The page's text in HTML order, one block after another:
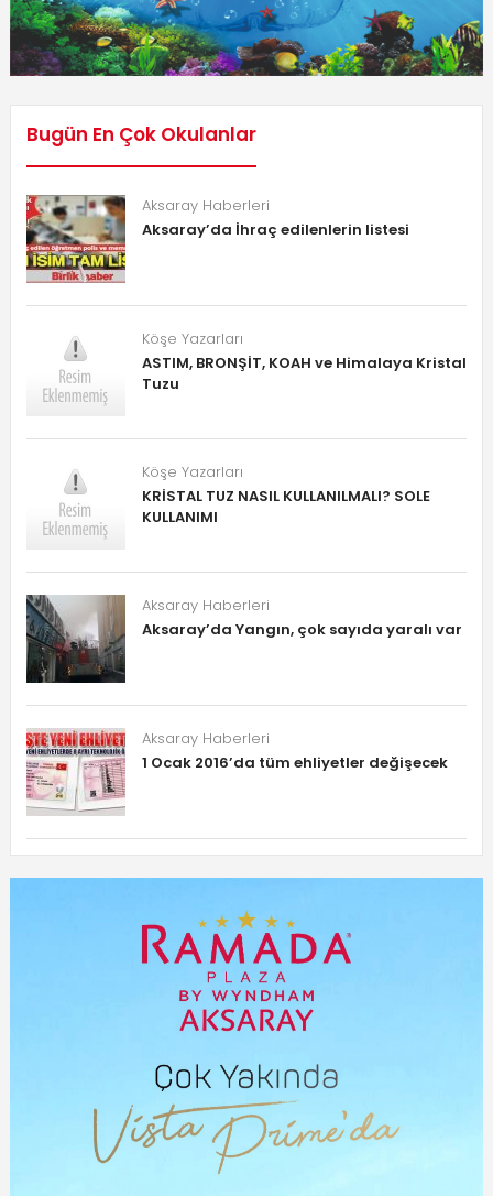
Bugün En Çok Okulanlar
Aksaray Haberleri
Aksaray’da İhraç edilenlerin listesi
Köşe Yazarları
ASTIM, BRONŞİT, KOAH ve Himalaya Kristal
Tuzu
Köşe Yazarları
KRİSTAL TUZ NASIL KULLANILMALI? SOLE
KULLANIMI
Aksaray Haberleri
Aksaray’da Yangın, çok sayıda yaralı var
Aksaray Haberleri
1 Ocak 2016’da tüm ehliyetler değişecek